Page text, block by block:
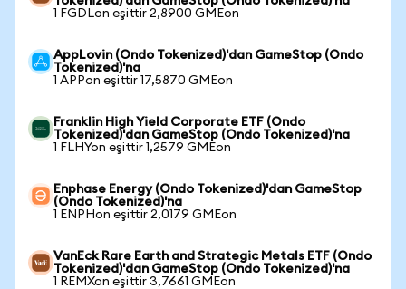
1 FGDLon eşittir 2,8900 GMEon
AppLovin (Ondo Tokenized)'dan GameStop (Ondo
Tokenized)'na
1 APPon eşittir 17,5870 GMEon
Franklin High Yield Corporate ETF (Ondo
Tokenized)'dan GameStop (Ondo Tokenized)'na
1 FLHYon eşittir 1,2579 GMEon
Enphase Energy (Ondo Tokenized)'dan GameStop
(Ondo Tokenized)'na
1 ENPHon eşittir 2,0179 GMEon
VanEck Rare Earth and Strategic Metals ETF (Ondo
Tokenized)'dan GameStop (Ondo Tokenized)'na
1 REMXon eşittir 3,7661 GMEon